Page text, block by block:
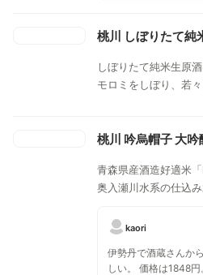
桃川 しぼりたて純
しぼりたて純米生原
モロミをしぼり、若
桃川 吟烏帽子 大
青森県産酒造好適米
奥入瀬川水系の仕込
kaori
伊勢丹で酒蔵さんか
しい。 価格は1848円。大吟醸純米酒。吟烏帽子、精